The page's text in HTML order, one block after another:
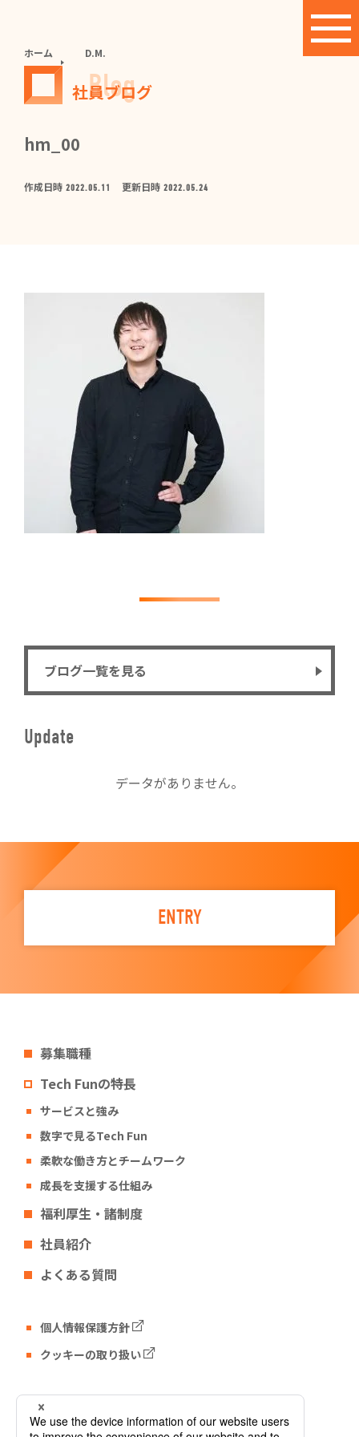
ホーム D.M.
Blog
社員ブログ
hm_00
作成日時 2022.05.11 更新日時 2022.05.24
ブログ一覧を見る
Update
データがありません。
ENTRY
募集職種
Tech Funの特長
サービスと強み
数字で見るTech Fun
柔軟な働き方とチームワーク
成長を支援する仕組み
福利厚生・諸制度
社員紹介
よくある質問
個人情報保護方針
クッキーの取り扱い
Tech Fun コーポレートサイト